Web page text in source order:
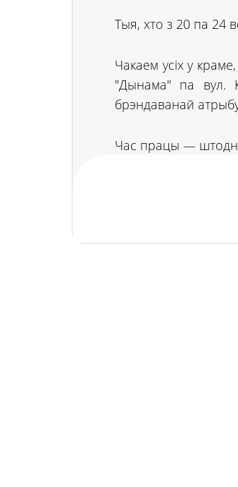
Тыя, хто з 20 па 24
Чакаем усіх у
"Дынама" па вул.
брэндаванай
Час працы —